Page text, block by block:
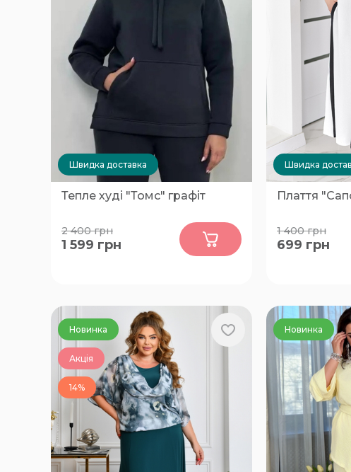
Швидка доставка
Тепле худі "Томс" графіт
58-60
2 400грн
1 599 грн
Швидка
Плаття
50-52, 54-56
1 400грн
699 грн
Новинка
Акція
14%
Новинка